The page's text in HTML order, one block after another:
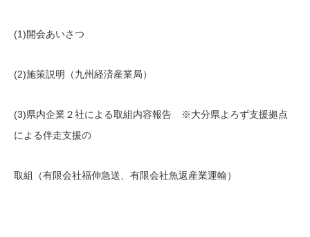
(1)開会あいさつ
(2)施策説明（九州経済産業局）
(3)県内企業２社による取組内容報告 ※大分県よろず支援拠点
による伴走支援の
取組（有限会社福伸急送、有限会社魚返産業運輸）